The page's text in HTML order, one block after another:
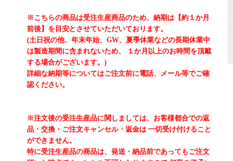
※こちらの商品は受注生産商品のため、納期は【約１か月
前後】を目安とさせていただいております。
(土日祝の他、年末年始、GW、夏季休業などの長期休業中
は製造期間に含まれないため、 １か月以上のお時間を頂戴
する場合がございます。)
詳細な納期等についてはご注文前に電話、メール等でご確
認ください。
※注文後の受注生産品に関しましては、お客様都合での返
品・交換・ご注文キャンセル・返金は 一切受け付けること
ができません。
特に受注生産品の商品は、発送・納品前であってもご注文